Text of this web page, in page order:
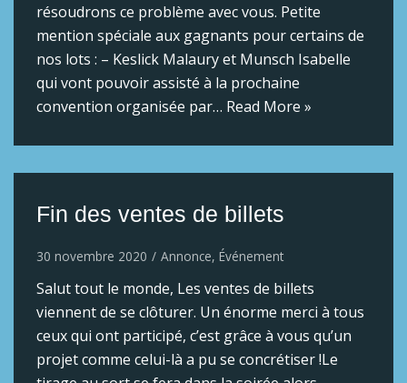
résoudrons ce problème avec vous. Petite
mention spéciale aux gagnants pour certains de
nos lots : – Keslick Malaury et Munsch Isabelle
qui vont pouvoir assisté à la prochaine
convention organisée par… Read More »
Fin des ventes de billets
30 novembre 2020 Annonce, Événement
Salut tout le monde, Les ventes de billets
viennent de se clôturer. Un énorme merci à tous
ceux qui ont participé, c’est grâce à vous qu’un
projet comme celui-là a pu se concrétiser !Le